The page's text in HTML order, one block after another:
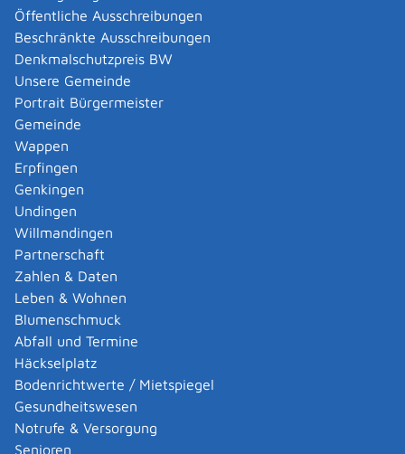
Öffentliche Ausschreibungen
Beschränkte Ausschreibungen
Denkmalschutzpreis BW
Unsere Gemeinde
Portrait Bürgermeister
Gemeinde
Wappen
Erpfingen
Genkingen
Undingen
Willmandingen
Partnerschaft
Zahlen & Daten
Leben & Wohnen
Blumenschmuck
Abfall und Termine
Häckselplatz
Bodenrichtwerte / Mietspiegel
Gesundheitswesen
Notrufe & Versorgung
Senioren
Staatsbürgerin, haben in Deutschland
Pharmazie studiert und Ihren Abschluss
erworben. Nun möchten Sie nach Polen
zurückkehren und dort als Apothekerin
arbeiten)
Für andere Berufe wird der EBA gegebenenfalls
zukünftig verfügbar sein.
Verfahrensablauf
Erstellen Sie sich beim europäischen
Authentifizierungsdienst ein Konto. Danach können Sie
ein EBA-Profil erstellen und den Ausweis beantragen.
Dabei müssen Sie alle relevanten Unterlagen über Ihre
Berufsqualifikation hochladen.
Innerhalb einer Woche bestätigt die zuständige Stelle
Ihres Herkunftslandes den Eingang Ihres Antrags und
informiert Sie über etwaige fehlende Unterlagen und
anfallende Gebühren.
Sie überprüft die Dokumente auf Echtheit und
Gültigkeit, stellt sie in eine elektronische europäische